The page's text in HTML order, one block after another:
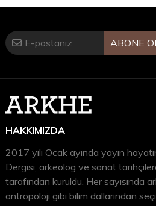
ABONE
HAKKIMIZDA
2017 yılı Ocak ayında yayın
Dergisi, arkeolog ve sanat
tarafından kuruldu. Her sayısında
antropoloji gibi bilim dallarından